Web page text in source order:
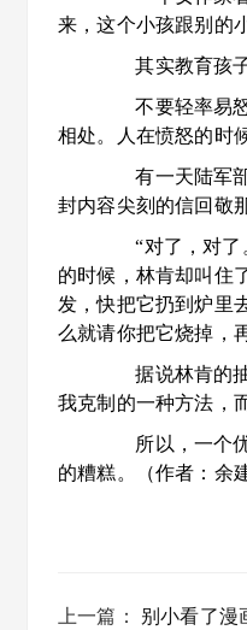
来，这个小孩跟别的
其实教育孩子
不要轻率易怒
相处。人在愤怒的时
有一天陆军部
封内容尖刻的信回敬
“对了，对了。
的时候，林肯却叫住
发，快把它扔到炉里
么就请你把它烧掉，
据说林肯的抽
我克制的一种方法，
所以，一个优
的糟糕。（作者：余
上一篇 ： 别小看了漫